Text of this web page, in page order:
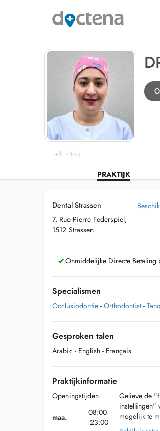
+8 foto's
PRAKTIJK
Dental Strassen
7, Rue Pierre Federspiel,
1512 Strassen
Onmiddelijke Directe Betaling
Specialismen
Occlusiodontie - Orthodontist -
Gesproken talen
Arabic - English - Français
Praktijkinformatie
Openingstijden
maa.
08:00-
23:00
Gelieve de
instellingen"
mogelijk te